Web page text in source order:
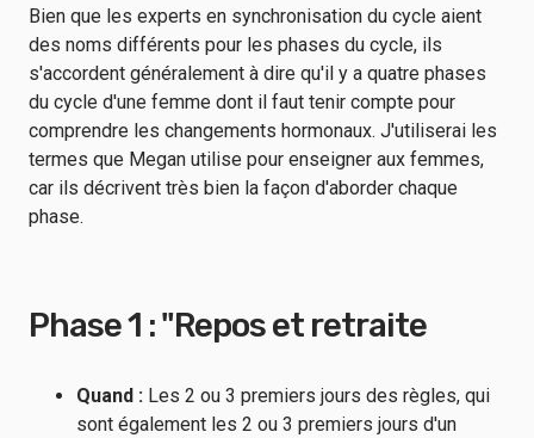
Bien que les experts en synchronisation du cycle aient
des noms différents pour les phases du cycle, ils
s'accordent généralement à dire qu'il y a quatre phases
du cycle d'une femme dont il faut tenir compte pour
comprendre les changements hormonaux. J'utiliserai les
termes que Megan utilise pour enseigner aux femmes,
car ils décrivent très bien la façon d'aborder chaque
phase.
Phase 1 : "Repos et retraite
Quand : Les 2 ou 3 premiers jours des règles, qui
sont également les 2 ou 3 premiers jours d'un